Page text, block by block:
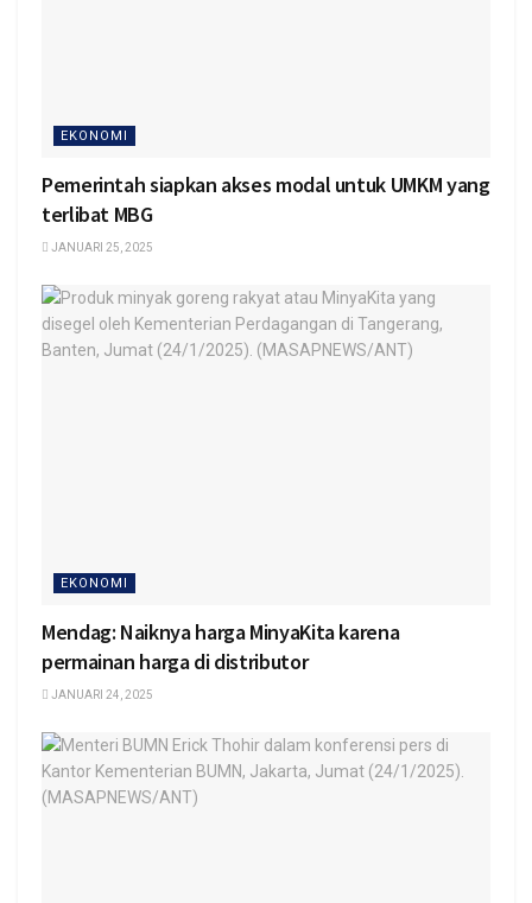
EKONOMI
Pemerintah siapkan akses modal untuk UMKM yang
terlibat MBG
JANUARI 25, 2025
EKONOMI
Mendag: Naiknya harga MinyaKita karena
permainan harga di distributor
JANUARI 24, 2025